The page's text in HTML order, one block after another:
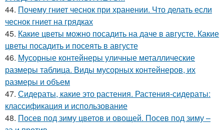
44. Почему гниет чеснок при хранении. Что делать если
чеснок гниет на грядках
45. Какие цветы можно посадить на даче в августе. Какие
цветы посадить и посеять в августе
46. Мусорные контейнеры уличные металлические
размеры таблица. Виды мусорных контейнеров, их
размеры и объем
47. Сидераты, какие это растения. Растения-сидераты:
классификация и использование
48. Посев под зиму цветов и овощей. Посев под зиму –